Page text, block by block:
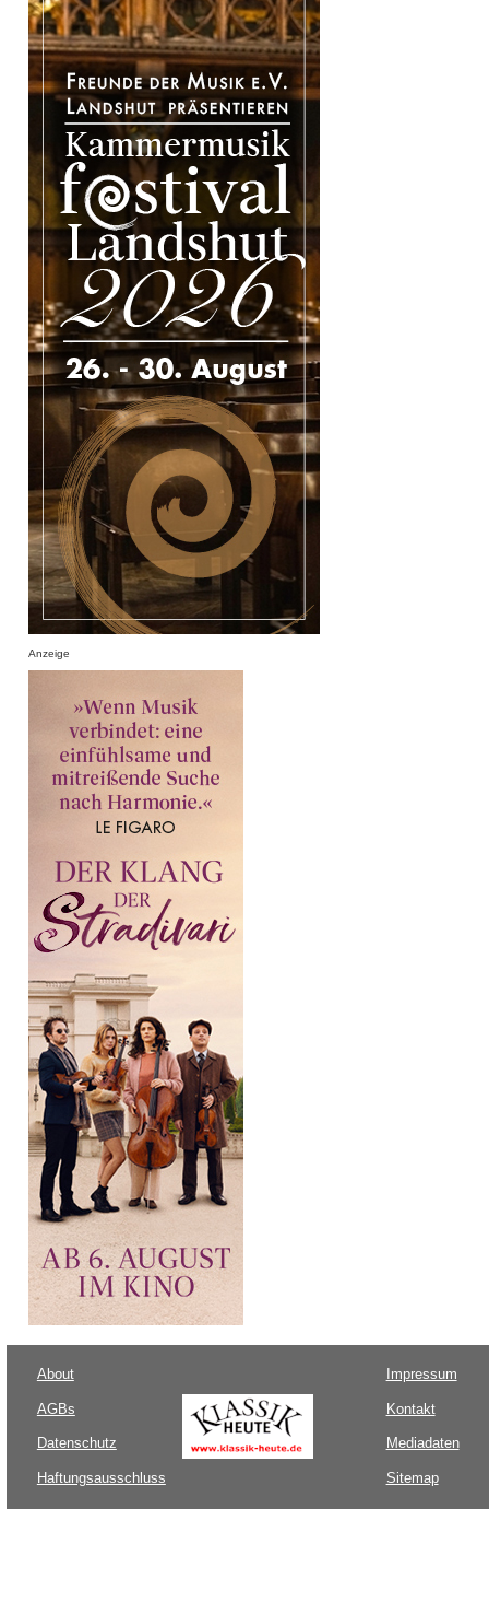
Anzeige
About
AGBs
Datenschutz
Haftungsausschluss
Impressum
Kontakt
Mediadaten
Sitemap